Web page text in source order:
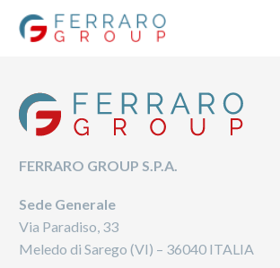
FERRARO GROUP S.P.A.
Sede Generale
Via Paradiso, 33
Meledo di Sarego (VI) – 36040 ITALIA